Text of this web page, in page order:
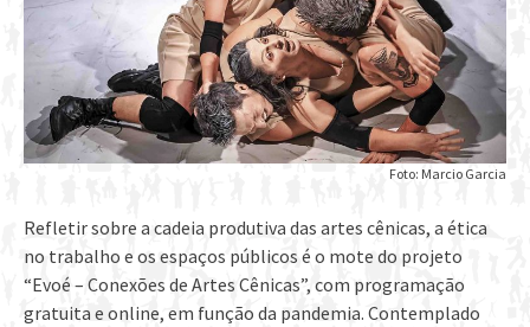
Foto: Marcio Garcia
Refletir sobre a cadeia produtiva das artes cênicas, a ética
no trabalho e os espaços públicos é o mote do projeto
“Evoé – Conexões de Artes Cênicas”, com programação
gratuita e online, em função da pandemia. Contemplado